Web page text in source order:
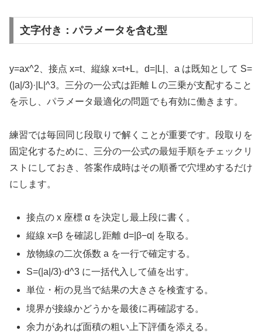
文字付き：パラメータを含む型
y=ax^2、接点 x=t、縦線 x=t+L。d=|L|、a は既知として S=
(|a|/3)·|L|^3。三分の一公式は距離 L の三乗が支配すること
を示し、パラメータ最適化の問題でも有効に働きます。
練習では毎回同じ段取りで解くことが重要です。段取りを
固定化するために、三分の一公式の最短手順をチェックリ
ストにしておき、答案作成時はその順番で穴埋めするだけ
にします。
接点の x 座標 α を決定し最上段に書く。
縦線 x=β を確認し距離 d=|β−α| を取る。
放物線の二次係数 a を一行で確定する。
S=(|a|/3)·d^3 に一括代入して値を出す。
単位・桁の見当で結果の大きさを検査する。
境界が接線かどうかを最後に再確認する。
余力があれば面積の粗い上下評価を添える。